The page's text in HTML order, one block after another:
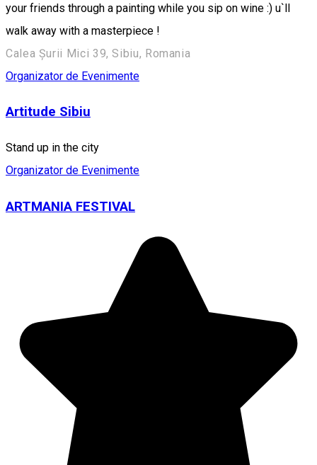
your friends through a painting while you sip on wine :) u`ll
walk away with a masterpiece !
Calea Șurii Mici 39, Sibiu, Romania
Organizator de Evenimente
Artitude Sibiu
Stand up in the city
Organizator de Evenimente
ARTMANIA FESTIVAL